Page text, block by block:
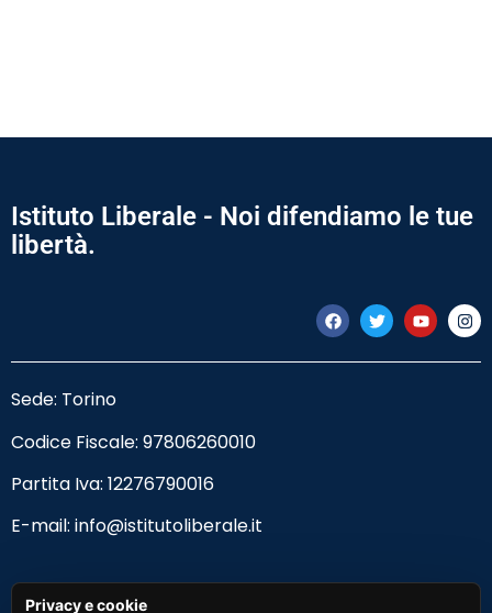
Istituto Liberale - Noi difendiamo le tue
libertà.
Sede: Torino
Codice Fiscale: 97806260010
Partita Iva: 12276790016
E-mail: info@istitutoliberale.it
Privacy Policy
Privacy e cookie